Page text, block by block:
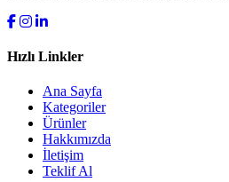
Hızlı Linkler
Ana Sayfa
Kategoriler
Ürünler
Hakkımızda
İletişim
Teklif Al